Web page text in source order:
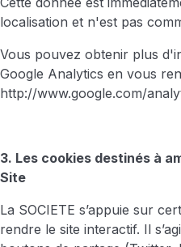
localisation et n'est pas
Vous pouvez obtenir plus
Google Analytics en vous
http://www.google.com/
3. Les cookies destinés à
Site
La SOCIETE s’appuie sur
rendre le site interactif. Il